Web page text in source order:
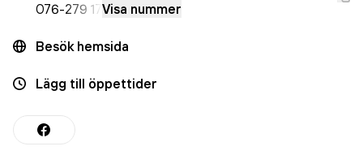
076-279 17 Visa nummer
Besök hemsida
Lägg till öppettider